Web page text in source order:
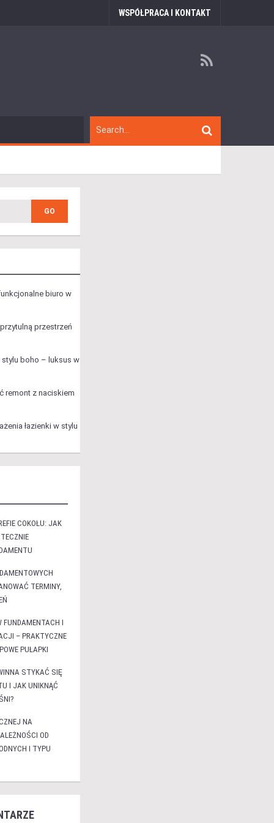
WSPÓŁPRACA I KONTAKT
biuro w
przestrzeń
boho – luksus w
remont z naciskiem
łazienki w stylu
COKOŁU: JAK
TERMINY,
FUNDAMENTACH I
– PRAKTYCZNE
PUŁAPKI
STYKAĆ SIĘ
I JAK UNIKNĄĆ
NA
OD
I TYPU